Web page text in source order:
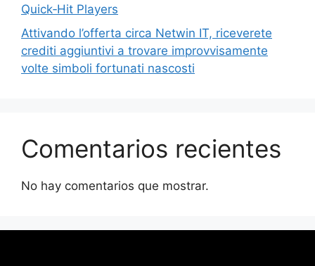
Quick‑Hit Players
Attivando l’offerta circa Netwin IT, riceverete
crediti aggiuntivi a trovare improvvisamente
volte simboli fortunati nascosti
Comentarios recientes
No hay comentarios que mostrar.